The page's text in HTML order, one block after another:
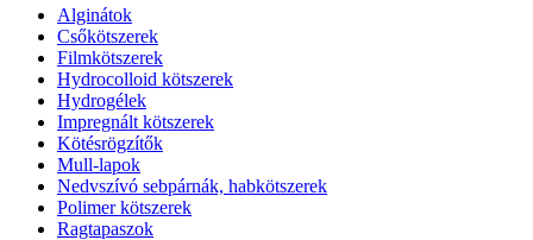
Alginátok
Csőkötszerek
Filmkötszerek
Hydrocolloid kötszerek
Hydrogélek
Impregnált kötszerek
Kötésrögzítők
Mull-lapok
Nedvszívó sebpárnák, habkötszerek
Polimer kötszerek
Ragtapaszok